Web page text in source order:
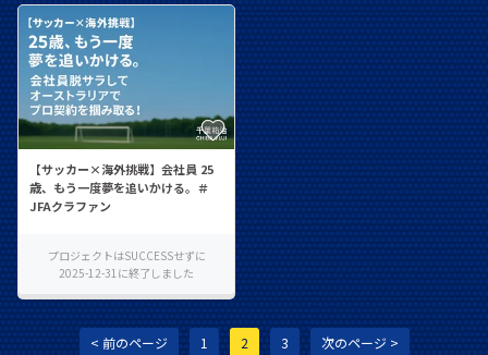
【サッカー×海外挑戦】会社員 25
歳、もう一度夢を追いかける。＃
JFAクラファン
プロジェクトはSUCCESSせずに
2025-12-31に終了しました
< 前のページ 1 2 3 次のページ >